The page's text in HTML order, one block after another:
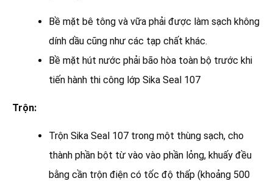
Bề mặt bê tông và vữa phải được làm sạch không
dính dầu cũng như các tạp chất khác.
Bề mặt hút nước phải bão hòa toàn bộ trước khi
tiến hành thi công lớp Sika Seal 107
Trộn:
Trộn Sika Seal 107 trong một thùng sạch, cho
thành phần bột từ vào vào phần lỏng, khuấy đều
bằng cần trộn điện có tốc độ thấp (khoảng 500